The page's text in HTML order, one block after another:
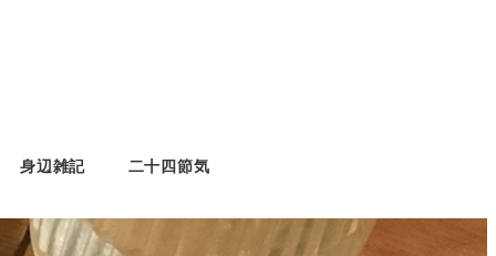
身辺雑記 二十四節気